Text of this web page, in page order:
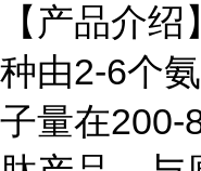
【产品介
种由2-6个
子量在200-